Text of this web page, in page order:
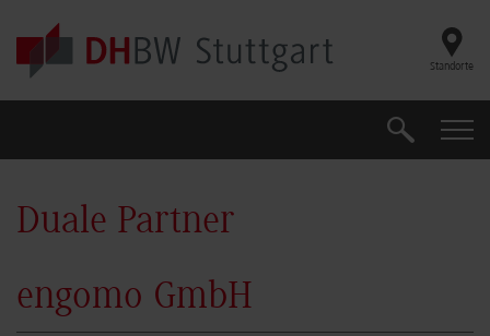
Skip to main content
Standorte
Suche
Duale Partner
engomo GmbH